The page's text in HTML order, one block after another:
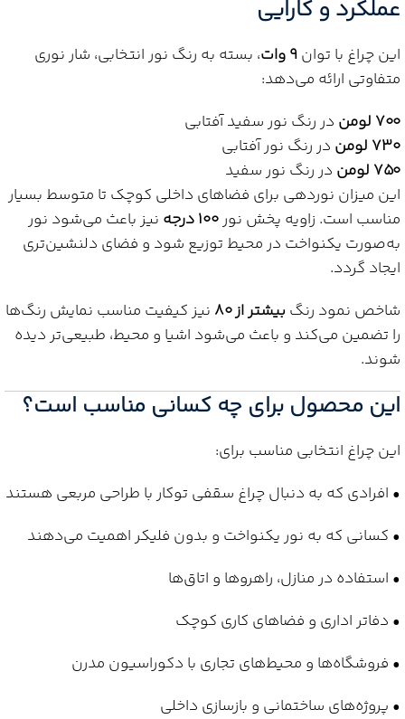
عملکرد و کارایی
این چراغ با توان9 وات
، بسته به رنگ نور انتخابی، شار نوری
متفاوتی ارائه می‌دهد:
700 لومن
در رنگ نور سفید آفتابی
730 لومن
در رنگ نور آفتابی
750 لومن
در رنگ نور سفید
این میزان نوردهی برای فضاهای داخلی کوچک تا متوسط بسیار
مناسب است. زاویه پخش نور100 درجه
نیز باعث می‌شود نور
به‌صورت یکنواخت در محیط توزیع شود و فضای دلنشین‌تری
ایجاد گردد.
شاخص نمود رنگ بیشتر از 80
نیز کیفیت مناسب نمایش رنگ‌ها
را تضمین می‌کند و باعث می‌شود اشیا و محیط، طبیعی‌تر دیده
شوند.
این محصول برای چه کسانی مناسب است؟
این چراغ انتخابی مناسب برای:
• افرادی که به دنبال چراغ سقفی توکار با طراحی مربعی هستند
• کسانی که به نور یکنواخت و بدون فلیکر اهمیت می‌دهند
• استفاده در منازل، راهروها و اتاق‌ها
• دفاتر اداری و فضاهای کاری کوچک
• فروشگاه‌ها و محیط‌های تجاری با دکوراسیون مدرن
• پروژه‌های ساختمانی و بازسازی داخلی